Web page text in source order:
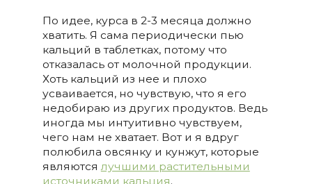
По идее, курса в 2-3 месяца должно
хватить. Я сама периодически пью
кальций в таблетках, потому что
отказалась от молочной продукции.
Хоть кальций из нее и плохо
усваивается, но чувствую, что я его
недобираю из других продуктов. Ведь
иногда мы интуитивно чувствуем,
чего нам не хватает. Вот и я вдруг
полюбила овсянку и кунжут, которые
являютсялучшими растительными
источниками кальция.